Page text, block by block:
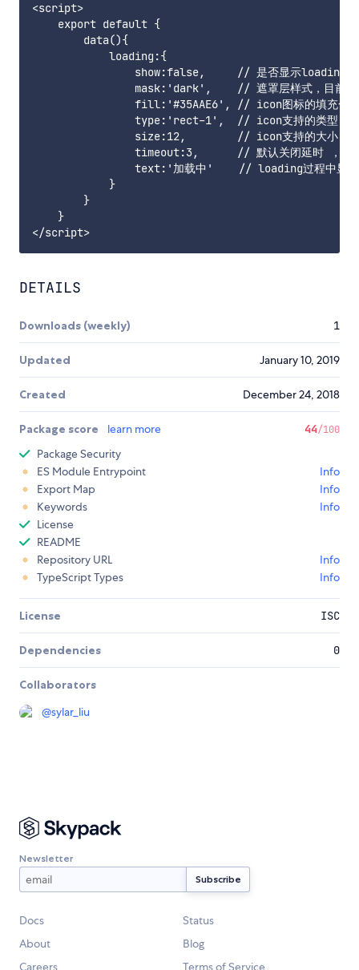
<script>
    export default {
        data(){
            loading:{
show:false,     // 是否显示loading
mask:'dark',    // 遮罩层样式，目前
fill:'#35AAE6', // icon图标的填充色
type:'rect-1',  // icon支持的类型
size:12,        // icon支持的大小，数
timeout:3,      // 默认关闭延时 ，单
text:'加载中'    // loading过程中显
            }
        }
    }
DETAILS
Downloads (weekly) 1
Updated January 10, 2019
Created December 24, 2018
Package score learn more 44/100
Package Security
ES Module Entrypoint
Info
Export Map
Info
Keywords
Info
License
README
Repository URL
Info
TypeScript Types
Info
License ISC
Dependencies 0
Collaborators
@sylar_liu
Newsletter
Docs
Status
About
Blog
Careers
Terms of Service